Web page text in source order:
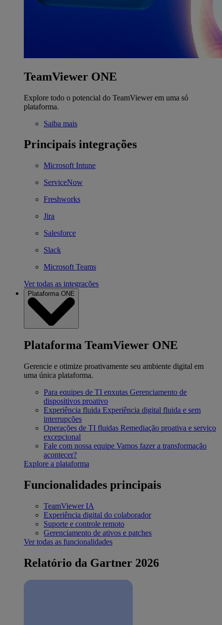
TeamViewer ONE
Explore todo o potencial do TeamViewer em uma só
plataforma.
Saiba mais
Principais integrações
Microsoft Intune
ServiceNow
Freshworks
Jira
Salesforce
Slack
Microsoft Teams
Ver todas as integrações
Plataforma ONE
Plataforma TeamViewer ONE
Gerencie e otimize proativamente seu ambiente digital em
uma única plataforma.
Para equipes de TI enxutas Gerenciamento de
dispositivos proativo
Experiência fluida Experiência digital fluida e sem
interrupções
Operações de TI fluidas Remediação proativa e serviço
excepcional
Fale com nossa equipe Vamos fazer a transformação
acontecer?
Explore a plataforma
Funcionalidades principais
TeamViewer IA
Experiência digital do colaborador
Suporte e controle remoto
Gerenciamento de ativos e patches
Ver todas as funcionalidades
Relatório da Gartner 2026